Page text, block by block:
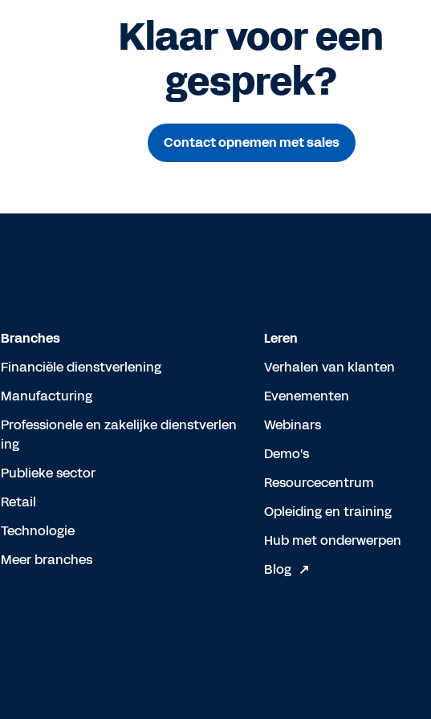
Klaar voor een
gesprek?
Contact opnemen met sales
Branches
Financiële dienstverlening
Manufacturing
Professionele en zakelijke dienstverlen
ing
Publieke sector
Retail
Technologie
Meer branches
Leren
Verhalen van klanten
Evenementen
Webinars
Demo's
Resourcecentrum
Opleiding en training
Hub met onderwerpen
Blog